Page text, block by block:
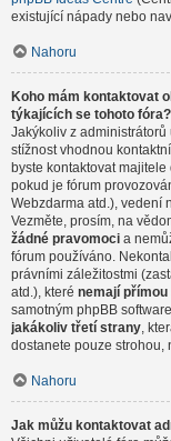
existující nápady nebo
Nahoru
Koho mám kontaktovat
týkajících se tohoto fóra?
Jakýkoliv z administrátorů
stížnost vhodnou
byste kontaktovat
pokud je fórum
Webzdarma atd.), vedení
Vezměte, prosím, na
žádné pravomoci a
fórum používáno.
právními záležitostmi
atd.), které nemají
samotným phpBB
jakákoliv třetí strany,
dostanete pouze strohou,
Nahoru
Jak můžu kontaktovat